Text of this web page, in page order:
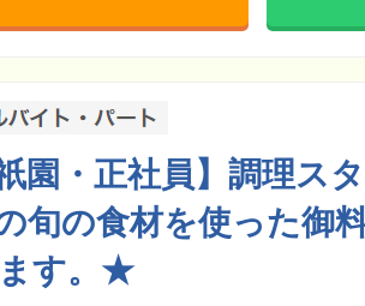
園・正社員】調理ス
旬の食材を使った御
す。★